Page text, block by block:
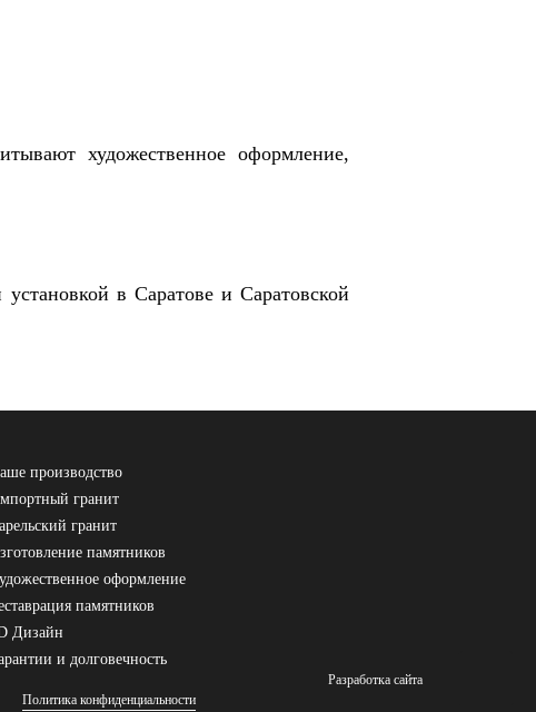
художественное оформление,
в Саратове и Саратовской
производство
гранит
гранит
памятников
оформление
памятников
Дизайн
и долговечность
Политика конфиденциальности
Разработка сайта